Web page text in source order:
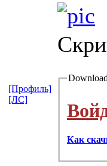
Download
Как
[Профиль]
[ЛС]